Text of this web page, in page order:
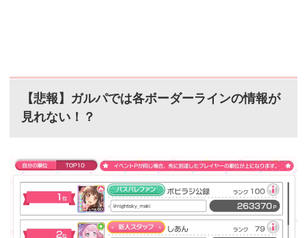
【悲報】ガルパでは各ボーダーラインの情報が
見れない！？